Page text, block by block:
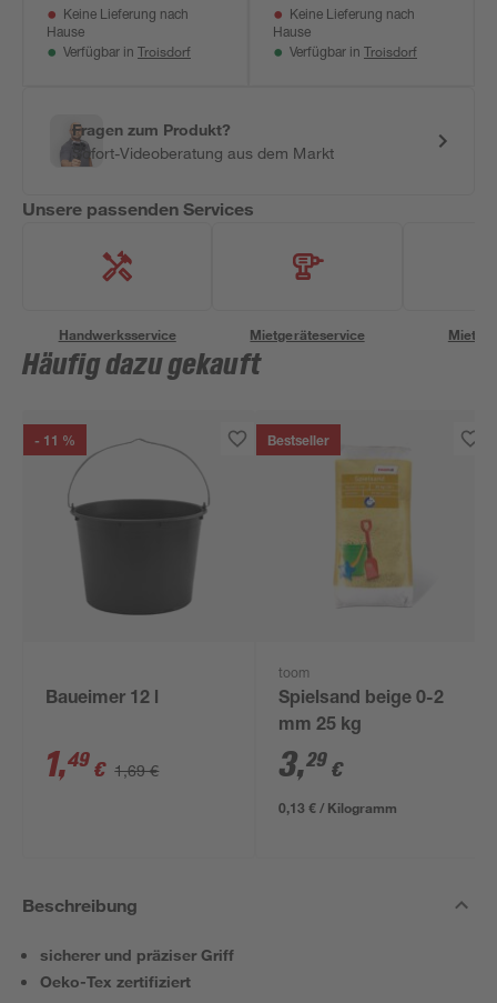
Keine Lieferung nach
Hause
Verfügbar in Troisdorf
Keine Lieferung nach
Hause
Verfügbar in Troisdorf
Fragen zum Produkt?
Sofort-Videoberatung aus dem Markt
Unsere passenden Services
Handwerksservice Mietgeräteservice
Häufig dazu gekauft
- 11 %
Baueimer 12 l
1,49 € 1,69 €
Bestseller
toom
Spielsand beige 0-2
mm 25 kg
3,29 €
0,13 € / Kilogramm
Beschreibung
sicherer und präziser Griff
Oeko-Tex zertifiziert